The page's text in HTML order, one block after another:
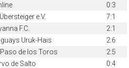
0:3
e.V.
7:1
F.C.
2:1
Uruk-Hais
2:6
Paso de los Toros
2:5
de Salto
0:4